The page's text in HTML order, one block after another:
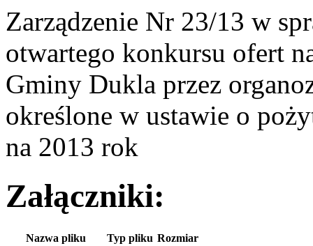
Zarządzenie Nr 23/13 w
otwartego konkursu ofert
Gminy Dukla przez
określone w ustawie o
na 2013 rok
Załączniki:
Nazwa pliku Typ pliku Rozmiar